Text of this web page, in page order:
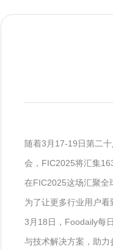
随着3月17-19日第二
会，FIC2025将汇集
在FIC2025这场汇聚全
为了让更多行业用户
3月18日，Foodaily每
与技术解决方案，助力